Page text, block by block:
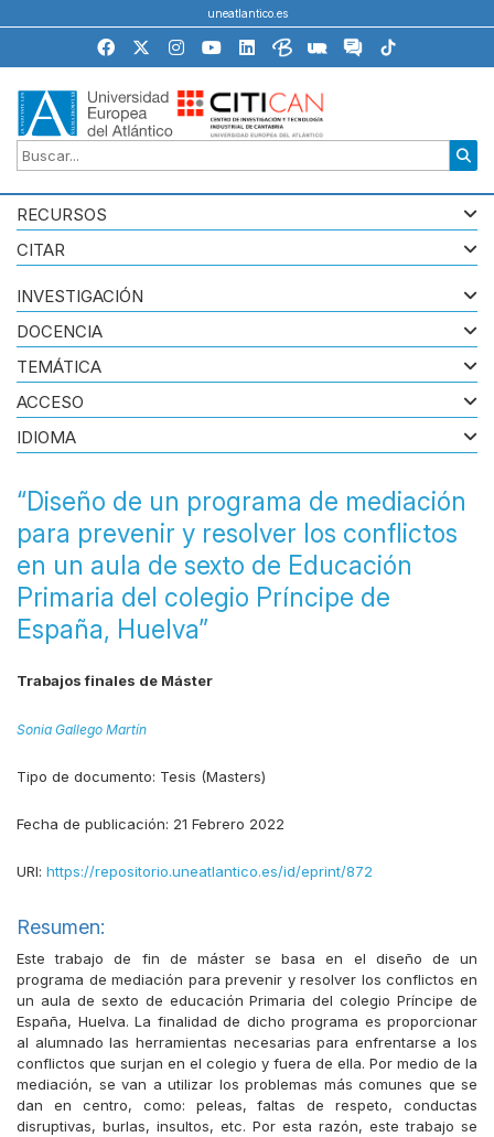
uneatlantico.es
RECURSOS
CITAR
“Diseño de un programa de mediación
para prevenir y resolver los conflictos
en un aula de sexto de Educación
Primaria del colegio Príncipe de
España, Huelva”
Trabajos finales de Máster
Sonia Gallego Martín
Tipo de documento: Tesis (Masters)
Fecha de publicación: 21 Febrero 2022
URI: https://repositorio.uneatlantico.es/id/eprint/872
Resumen:
Este trabajo de fin de máster se basa en el diseño de un
programa de mediación para prevenir y resolver los conflictos en
un aula de sexto de educación Primaria del colegio Príncipe de
España, Huelva. La finalidad de dicho programa es proporcionar
al alumnado las herramientas necesarias para enfrentarse a los
conflictos que surjan en el colegio y fuera de ella. Por medio de la
mediación, se van a utilizar los problemas más comunes que se
dan en centro, como: peleas, faltas de respeto, conductas
disruptivas, burlas, insultos, etc. Por esta razón, este trabajo se
INVESTIGACIÓN
DOCENCIA
TEMÁTICA
ACCESO
IDIOMA